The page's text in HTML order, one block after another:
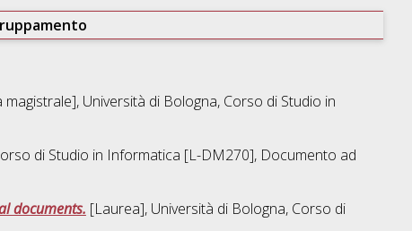
magistrale], Università di Bologna, Corso di Studio in
di Studio in Informatica [L-DM270], Documento ad
documents. [Laurea], Università di Bologna, Corso di